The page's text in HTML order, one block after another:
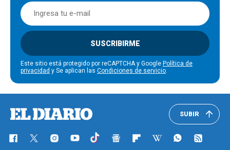
SUSCRIBIRME
Este sitio está protegido por reCAPTCHA y Google Política de
privacidad y Se aplican las Condiciones de servicio.
SUBIR